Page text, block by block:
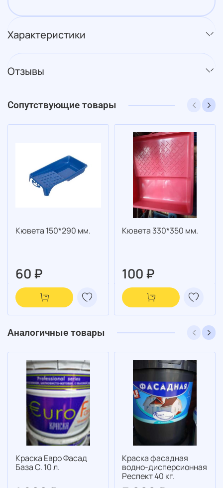
Характеристики
Отзывы
Сопутствующие товары
Кювета 150*290 мм.
60 ₽
Кювета 330*350 мм.
100 ₽
Аналогичные товары
Краска Евро Фасад
База С. 10 л.
Краска фасадная
водно-дисперсионная
Респект 40 кг.